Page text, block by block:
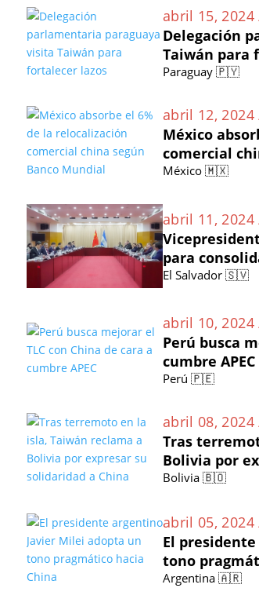
abril 15, 2024
Delegación
Taiwán para
Paraguay 🇵🇾
abril 12, 2024
México
comercial
México 🇲🇽
abril 11, 2024
para
El Salvador 🇸🇻
abril 10, 2024
Perú busca
cumbre APEC
Perú 🇵🇪
abril 08, 2024
Tras
Bolivia por
Bolivia 🇧🇴
abril 05, 2024
El
tono
Argentina 🇦🇷